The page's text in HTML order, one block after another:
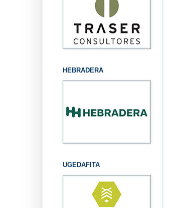
HEBRADERA
UGEDAFITA